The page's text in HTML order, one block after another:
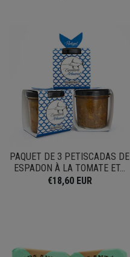
PAQUET DE 3 PETISCADAS DE
ESPADON À LA TOMATE ET...
€18,60 EUR